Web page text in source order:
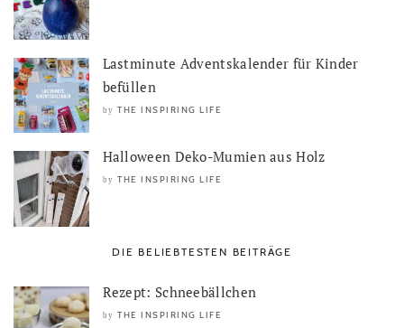
Lastminute Adventskalender für Kinder
befüllen
by THE INSPIRING LIFE
Halloween Deko-Mumien aus Holz
by THE INSPIRING LIFE
DIE BELIEBTESTEN BEITRÄGE
Rezept: Schneebällchen
by THE INSPIRING LIFE